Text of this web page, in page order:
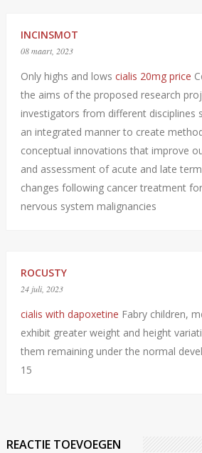
INCINSMOT
08 maart, 2023
Only highs and lows cialis 20mg price
the aims of the proposed research
investigators from different disciplines
an integrated manner to create
conceptual innovations that improve
and assessment of acute and late
changes following cancer treatment
nervous system malignancies
ROCUSTY
24 juli, 2023
cialis with dapoxetine Fabry children,
exhibit greater weight and height
them remaining under the normal
15
REACTIE TOEVOEGEN